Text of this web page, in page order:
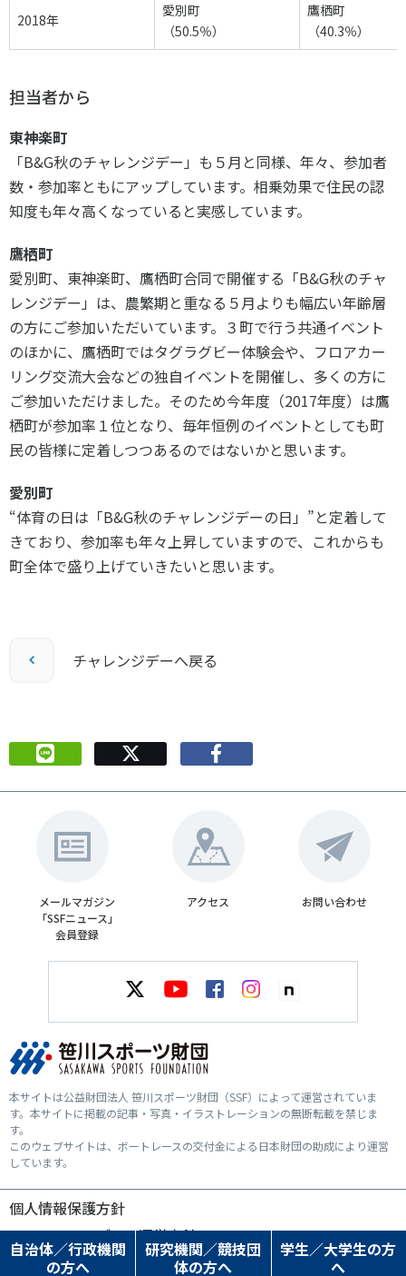
自治体／行政機関
の方へ
研究機関／競技団
体の方へ
学生／大学生の方
へ
2018年
愛別町
（50.5％）
鷹栖町
（40.3％）
担当者から
東神楽町
「B&G秋のチャレンジデー」も５月と同様、年々、参加者
数・参加率ともにアップしています。相乗効果で住民の認
知度も年々高くなっていると実感しています。
鷹栖町
愛別町、東神楽町、鷹栖町合同で開催する「B&G秋のチャ
レンジデー」は、農繁期と重なる５月よりも幅広い年齢層
の方にご参加いただいています。３町で行う共通イベント
のほかに、鷹栖町ではタグラグビー体験会や、フロアカー
リング交流大会などの独自イベントを開催し、多くの方に
ご参加いただけました。そのため今年度（2017年度）は鷹
栖町が参加率１位となり、毎年恒例のイベントとしても町
民の皆様に定着しつつあるのではないかと思います。
愛別町
“体育の日は「B&G秋のチャレンジデーの日」”と定着して
きており、参加率も年々上昇していますので、これからも
町全体で盛り上げていきたいと思います。
チャレンジデーへ戻る
メールマガジン
「SSFニュース」
会員登録
アクセス お問い合わせ
本サイトは公益財団法人 笹川スポーツ財団（SSF）によって運営されていま
す。本サイトに掲載の記事・写真・イラストレーションの無断転載を禁じま
す。
このウェブサイトは、ボートレースの交付金による日本財団の助成により運営
しています。
個人情報保護方針
ソーシャルメディア運営方針
© SASAKAWA SPORTS FOUNDATION